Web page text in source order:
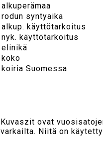
alkuperämaa
rodun syntyaika
alkup. käyttötarkoitus
nyk. käyttötarkoitus
elinikä
koko
koiria Suomessa
Kuvaszit ovat
varkailta. Niitä on